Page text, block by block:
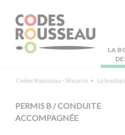
LA
Codes Rousseau - Site pros La
PERMIS B / CONDUITE
ACCOMPAGNÉE